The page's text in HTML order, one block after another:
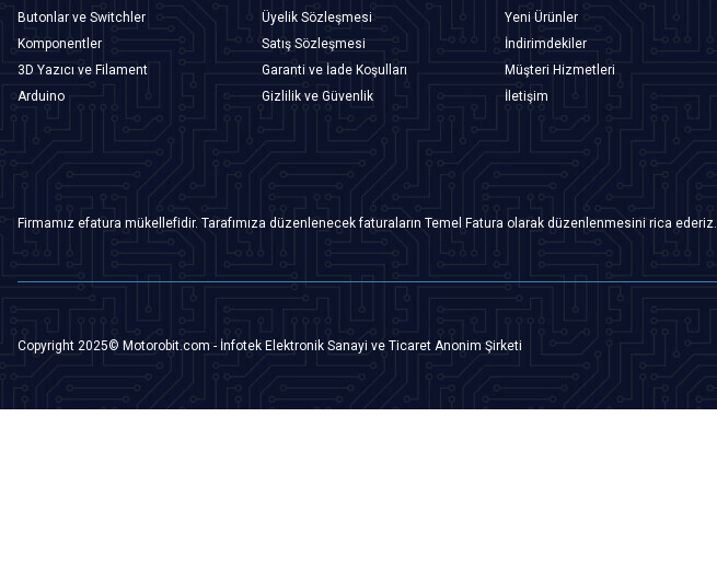
Butonlar ve Switchler
Komponentler
3D Yazıcı ve Filament
Arduino
Üyelik Sözleşmesi
Satış Sözleşmesi
Garanti ve İade Koşulları
Gizlilik ve Güvenlik
Yeni Ürünler
İndirimdekiler
Müşteri Hizmetleri
İletişim
Firmamız efatura mükellefidir. Tarafımıza düzenlenecek faturaların Temel Fatura olarak düzenlenmesini rica ederiz.
Copyright 2025© Motorobit.com - İnfotek Elektronik Sanayi ve Ticaret Anonim Şirketi